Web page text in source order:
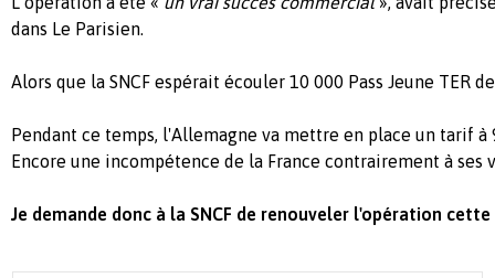
dans Le Parisien.
Alors que la SNCF espérait écouler 10 000 Pass Jeune TER
Pendant ce temps, l'Allemagne va mettre en place un tarif à
Encore une incompétence de la France contrairement à ses
Je demande donc à la SNCF de renouveler l'opération cette